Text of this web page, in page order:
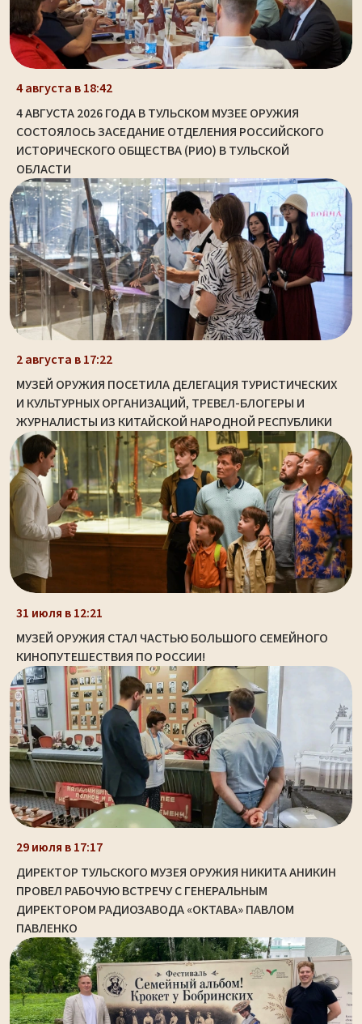
4 августа в 18:42
4 АВГУСТА 2026 ГОДА В ТУЛЬСКОМ МУЗЕЕ ОРУЖИЯ
СОСТОЯЛОСЬ ЗАСЕДАНИЕ ОТДЕЛЕНИЯ РОССИЙСКОГО
ИСТОРИЧЕСКОГО ОБЩЕСТВА (РИО) В ТУЛЬСКОЙ
ОБЛАСТИ
2 августа в 17:22
МУЗЕЙ ОРУЖИЯ ПОСЕТИЛА ДЕЛЕГАЦИЯ ТУРИСТИЧЕСКИХ
И КУЛЬТУРНЫХ ОРГАНИЗАЦИЙ, ТРЕВЕЛ-БЛОГЕРЫ И
ЖУРНАЛИСТЫ ИЗ КИТАЙСКОЙ НАРОДНОЙ РЕСПУБЛИКИ
31 июля в 12:21
МУЗЕЙ ОРУЖИЯ СТАЛ ЧАСТЬЮ БОЛЬШОГО СЕМЕЙНОГО
КИНОПУТЕШЕСТВИЯ ПО РОССИИ!
29 июля в 17:17
ДИРЕКТОР ТУЛЬСКОГО МУЗЕЯ ОРУЖИЯ НИКИТА АНИКИН
ПРОВЕЛ РАБОЧУЮ ВСТРЕЧУ С ГЕНЕРАЛЬНЫМ
ДИРЕКТОРОМ РАДИОЗАВОДА «ОКТАВА» ПАВЛОМ
ПАВЛЕНКО